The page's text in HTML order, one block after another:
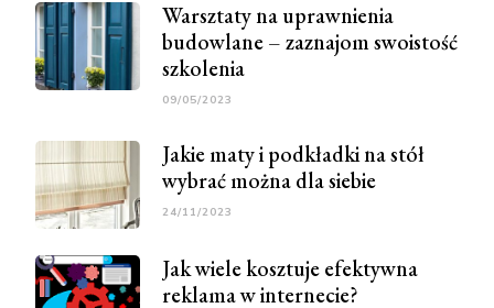
Warsztaty na uprawnienia
budowlane – zaznajom swoistość
szkolenia
09/05/2023
Jakie maty i podkładki na stół
wybrać można dla siebie
24/11/2023
Jak wiele kosztuje efektywna
reklama w internecie?